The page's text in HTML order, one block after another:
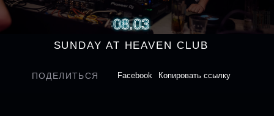
08.03
SUNDAY AT HEAVEN CLUB
ПОДЕЛИТЬСЯ Facebook Копировать ссылку